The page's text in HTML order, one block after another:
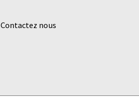
Contactez nous